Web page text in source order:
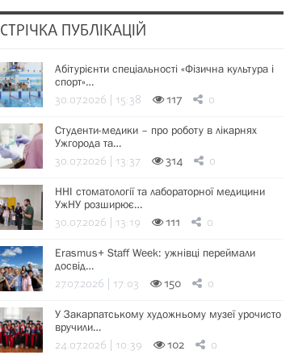
СТРІЧКА ПУБЛІКАЦІЙ
Абітурієнти спеціальності «Фізична культура і
спорт»…
30.07.2026 | 15:38 117 0
Студенти-медики – про роботу в лікарнях
Ужгорода та…
30.07.2026 | 13:37 314 0
ННІ стоматології та лабораторної медицини
УжНУ розширює…
30.07.2026 | 13:19 111 0
Erasmus+ Staff Week: ужнівці переймали
досвід…
27.07.2026 | 17:03 150 0
У Закарпатському художньому музеї урочисто
вручили…
24.07.2026 | 10:39 102 0